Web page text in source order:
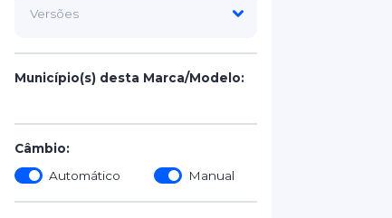
Município(s) desta Marca/Modelo:
Câmbio:
Automático
Manual